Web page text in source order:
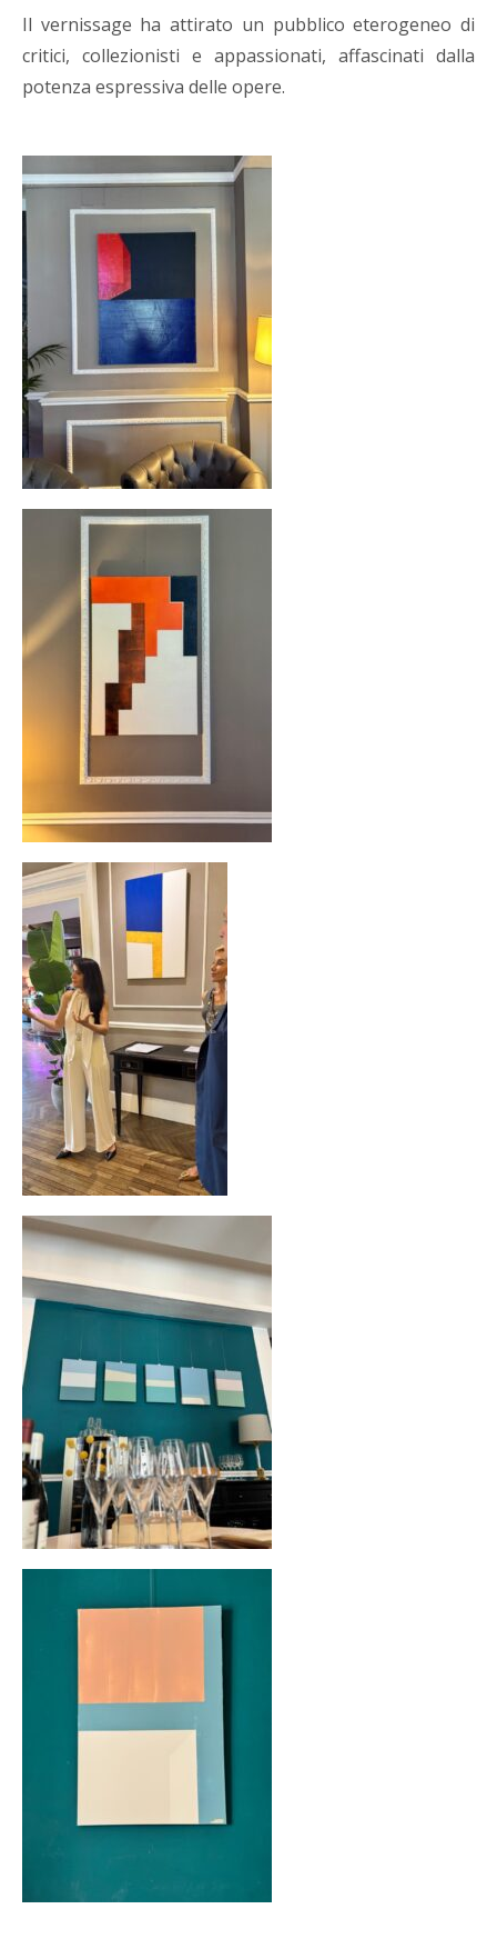
Il vernissage ha attirato un pubblico eterogeneo di
critici, collezionisti e appassionati, affascinati dalla
potenza espressiva delle opere.